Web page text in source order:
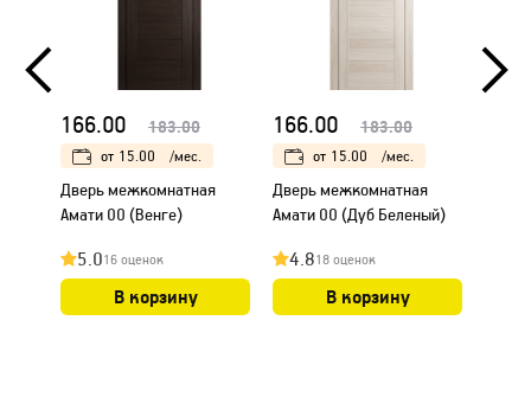
166.00 183.00
от 15.00 /мес.
Дверь межкомнатная
Амати 00 (Венге)
5.016 оценок
В корзину
166.00 183.00
от 15.00 /мес.
Дверь межкомнатная
Амати 00 (Дуб Беленый)
4.818 оценок
В корзину